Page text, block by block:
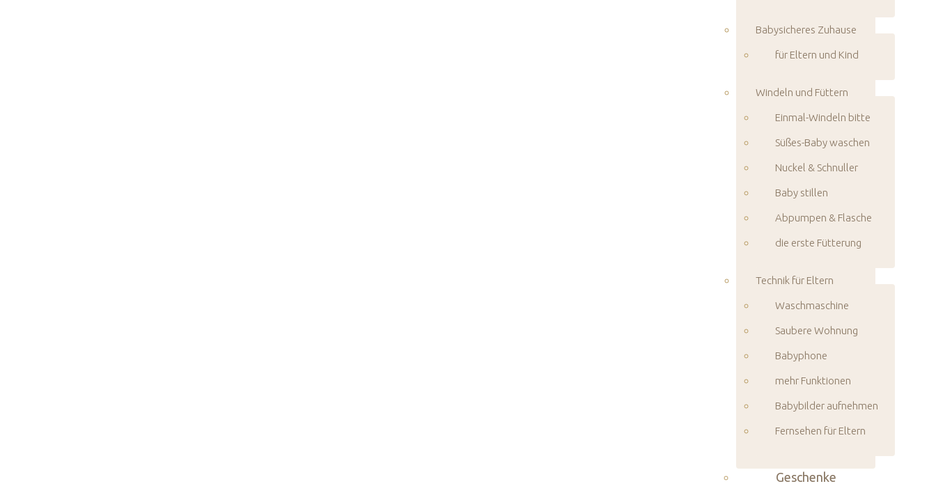
Babysicheres Zuhause
für Eltern und Kind
Windeln und Füttern
Einmal-Windeln bitte
Süßes-Baby waschen
Nuckel & Schnuller
Baby stillen
Abpumpen & Flasche
die erste Fütterung
Technik für Eltern
Waschmaschine
Saubere Wohnung
Babyphone
mehr Funktionen
Babybilder aufnehmen
Fernsehen für Eltern
Geschenke